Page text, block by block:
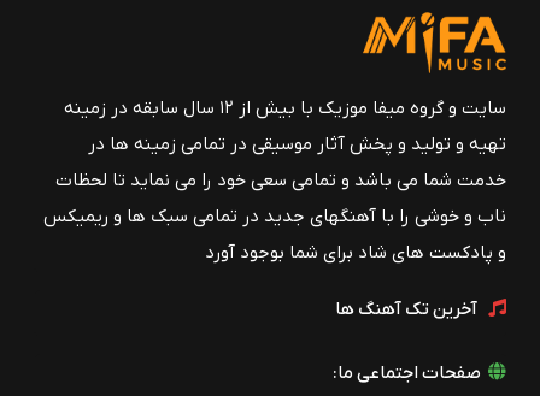
سایت و گروه میفا موزیک با بیش از ۱۲ سال سابقه در زمینه
تهیه و تولید و پخش آثار موسیقی در تمامی زمینه ها در
خدمت شما می باشد و تمامی سعی خود را می نماید تا لحظات
ناب و خوشی را با آهنگهای جدید در تمامی سبک ها و ریمیکس
و پادکست های شاد برای شما بوجود آورد
آخرین تک آهنگ ها
صفحات اجتماعی ما: